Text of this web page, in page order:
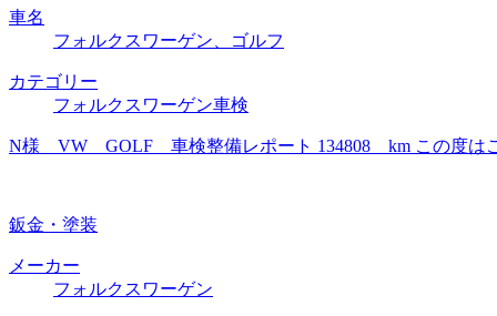
車名
フォルクスワーゲン、ゴルフ
カテゴリー
フォルクスワーゲン車検
N様 VW GOLF 車検整備レポート 134808 km この度はご
鈑金・塗装
メーカー
フォルクスワーゲン